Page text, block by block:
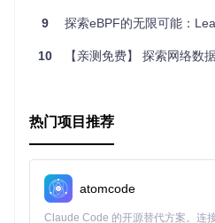
趣，那么Buzzer无疑是您不可错
最后，别忘了查看项目文档，了
9 探索eBPF的无限可能：
10 【亲测免费】 探索网络数据
热门项目推荐
atomcode